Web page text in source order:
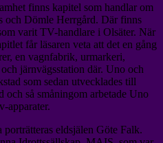
finns kapitel som handlar om
och Dömle Herrgård. Där finns
varit TV-handlare i Olsäter. När
får läsaren veta att det en gång
en vagnfabrik, urmarkeri,
järnvägsstation där. Uno och
som sedan utvecklades till
och så småningom arbetade Uno
apparater.
eldsjälen Göte Falk.